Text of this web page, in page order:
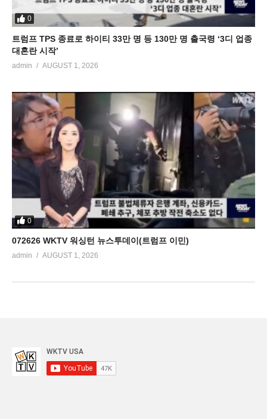
0
트럼프 TPS 종료로 하이티 33만 명 등 130만 명 출국령 ‘3디 업종
대혼란 시작’
admin AUGUST 1, 2026
0
072626 WKTV 워싱턴 뉴스투데이(트럼프 이민)
admin AUGUST 1, 2026